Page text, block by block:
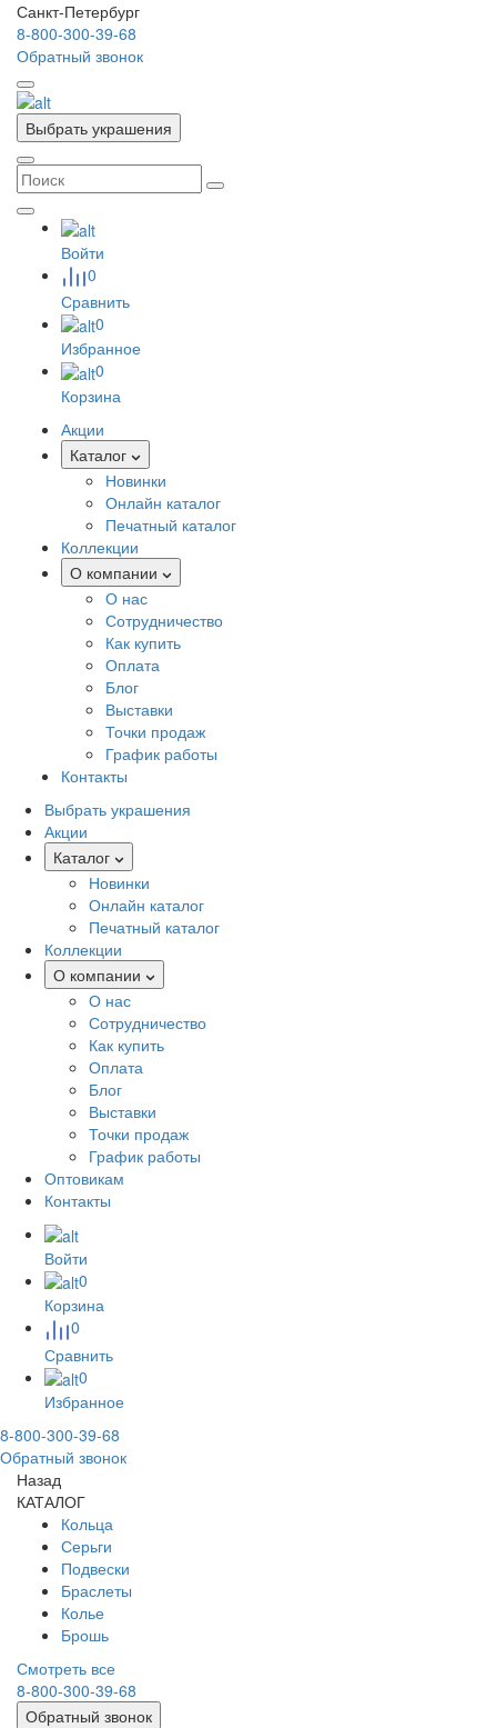
Санкт-Петербург
8-800-300-39-68
Обратный звонок
Выбрать украшения
Войти
0
Сравнить
0
Избранное
0
Корзина
Акции
Каталог
Новинки
Онлайн каталог
Печатный каталог
Коллекции
О компании
О нас
Сотрудничество
Как купить
Оплата
Блог
Выставки
Точки продаж
График работы
Контакты
Выбрать украшения
Акции
Каталог
Новинки
Онлайн каталог
Печатный каталог
Коллекции
О компании
О нас
Сотрудничество
Как купить
Оплата
Блог
Выставки
Точки продаж
График работы
Оптовикам
Контакты
Войти
0
Корзина
0
Сравнить
0
Избранное
8-800-300-39-68
Обратный звонок
Назад
КАТАЛОГ
Кольца
Серьги
Подвески
Браслеты
Колье
Брошь
Смотреть все
8-800-300-39-68
Обратный звонок